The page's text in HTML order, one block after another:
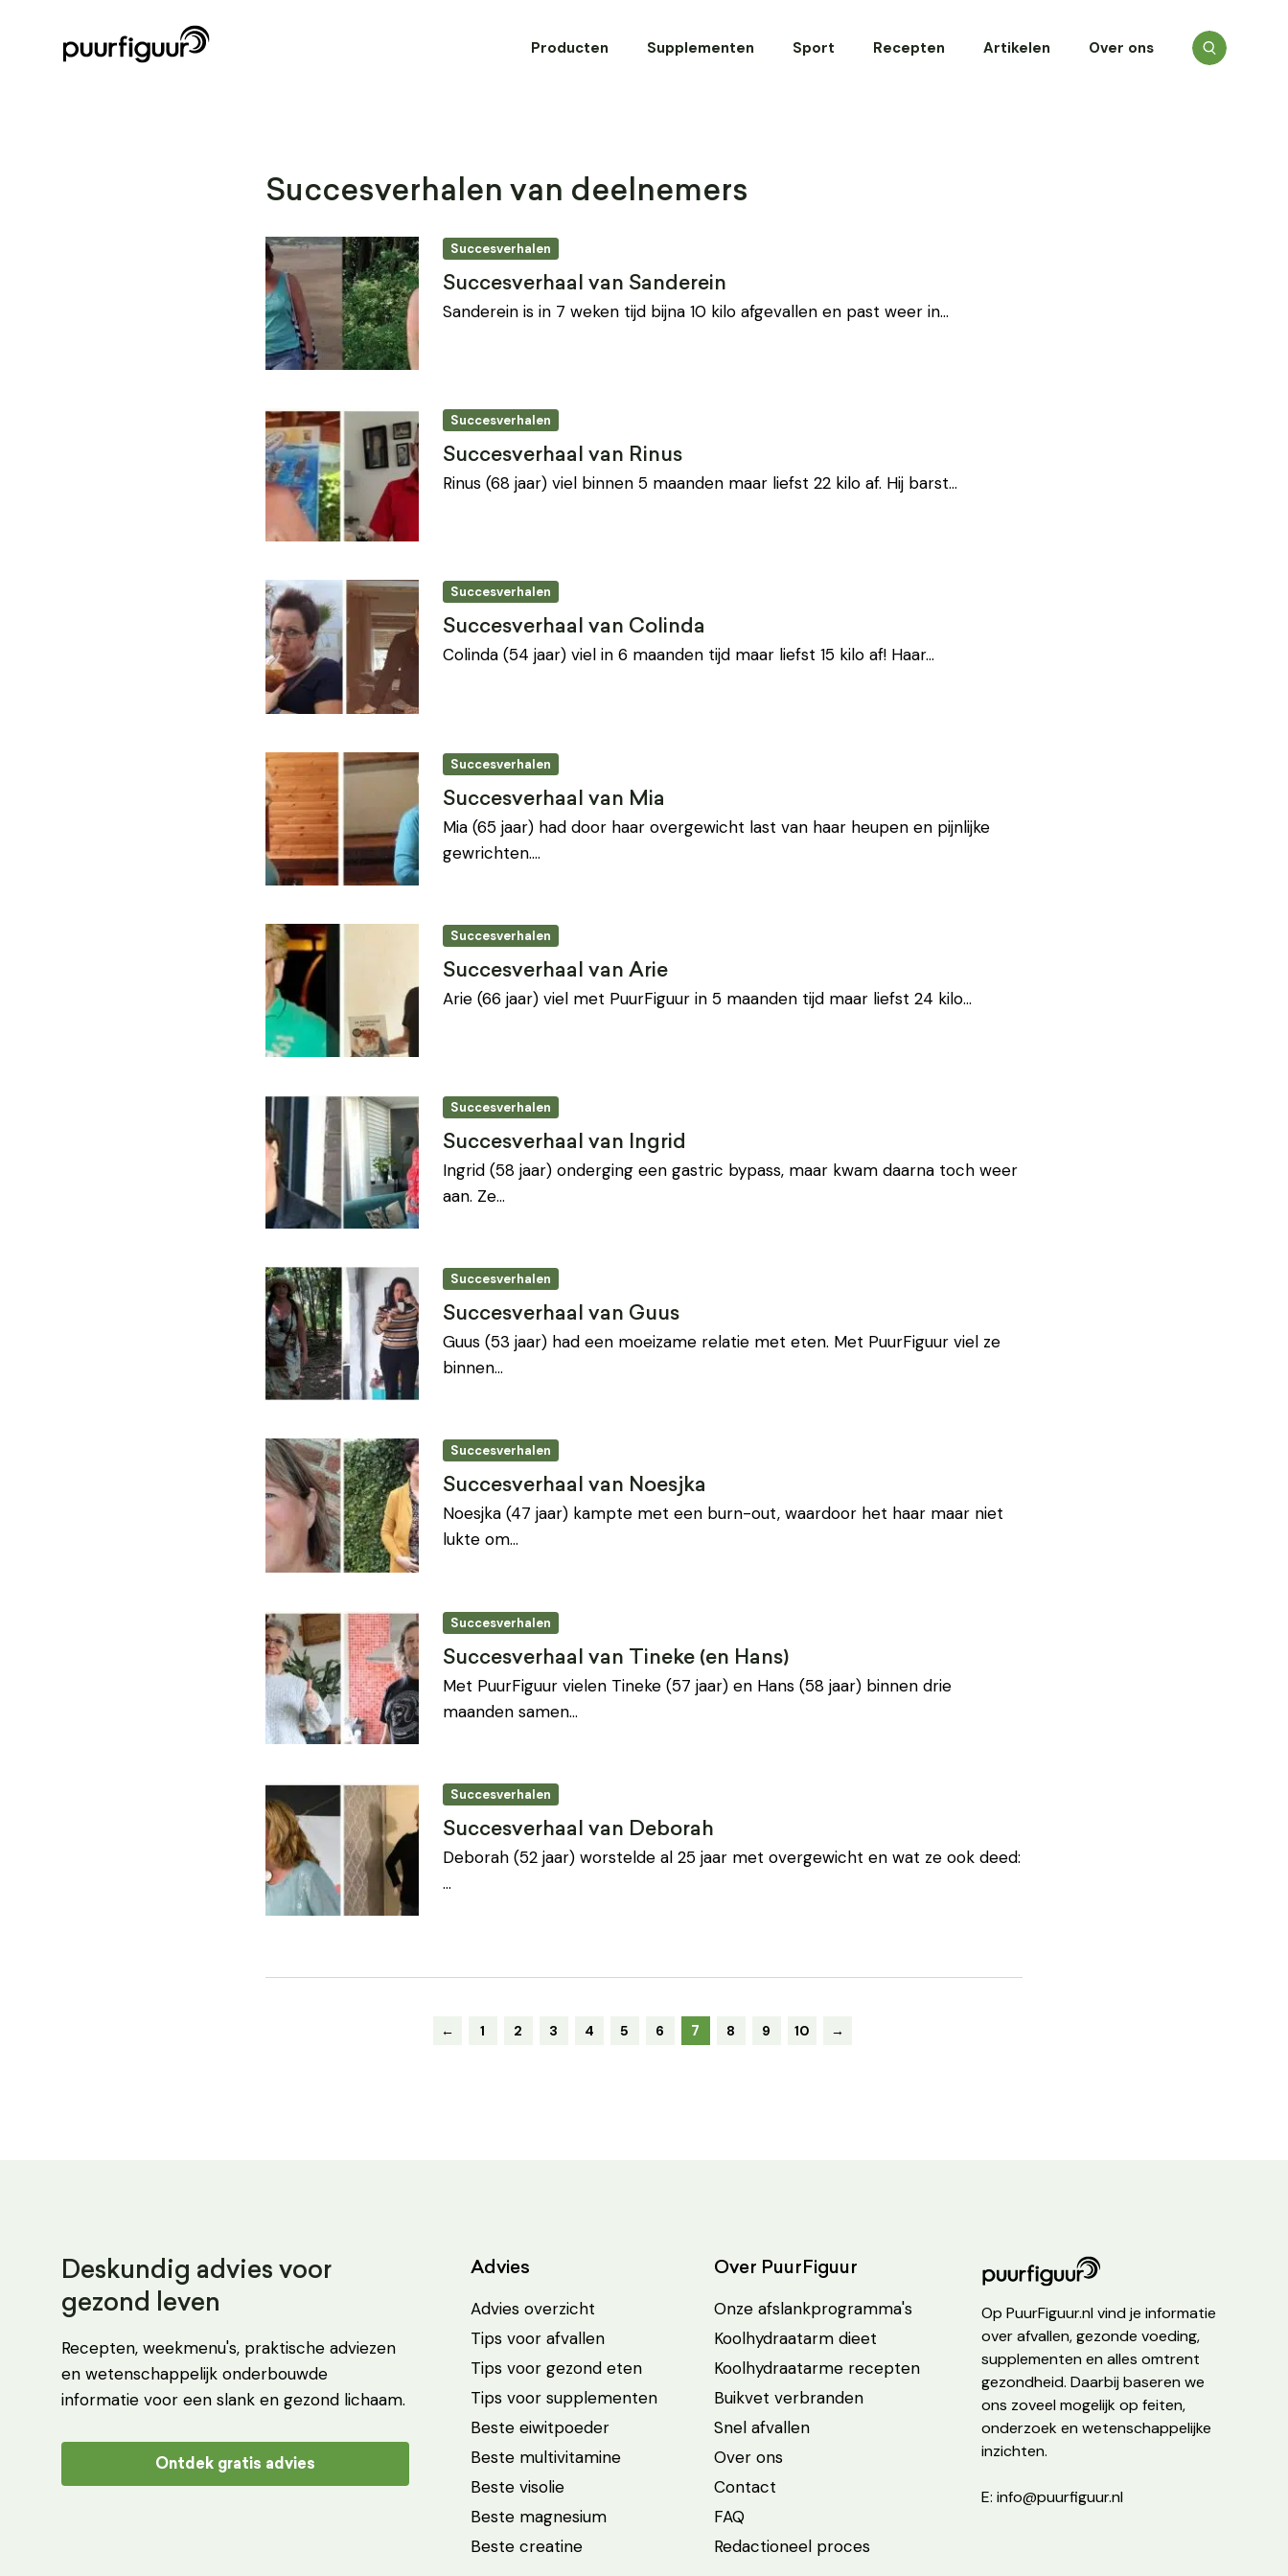
Producten Supplementen Sport Recepten Artikelen Over ons
Succesverhalen van deelnemers
Succesverhalen
Succesverhaal van Sanderein
Sanderein is in 7 weken tijd bijna 10 kilo afgevallen en past weer in…
Succesverhalen
Succesverhaal van Rinus
Rinus (68 jaar) viel binnen 5 maanden maar liefst 22 kilo af. Hij barst…
Succesverhalen
Succesverhaal van Colinda
Colinda (54 jaar) viel in 6 maanden tijd maar liefst 15 kilo af! Haar…
Succesverhalen
Succesverhaal van Mia
Mia (65 jaar) had door haar overgewicht last van haar heupen en pijnlijke
gewrichten.…
Succesverhalen
Succesverhaal van Arie
Arie (66 jaar) viel met PuurFiguur in 5 maanden tijd maar liefst 24 kilo…
Succesverhalen
Succesverhaal van Ingrid
Ingrid (58 jaar) onderging een gastric bypass, maar kwam daarna toch weer
aan. Ze…
Succesverhalen
Succesverhaal van Guus
Guus (53 jaar) had een moeizame relatie met eten. Met PuurFiguur viel ze
binnen…
Succesverhalen
Succesverhaal van Noesjka
Noesjka (47 jaar) kampte met een burn-out, waardoor het haar maar niet
lukte om…
Succesverhalen
Succesverhaal van Tineke (en Hans)
Met PuurFiguur vielen Tineke (57 jaar) en Hans (58 jaar) binnen drie
maanden samen…
Succesverhalen
Succesverhaal van Deborah
Deborah (52 jaar) worstelde al 25 jaar met overgewicht en wat ze ook deed:
…
← 1 2 3 4 5 6 7 8 9 10 →
Deskundig advies voor
gezond leven
Recepten, weekmenu's, praktische adviezen
en wetenschappelijk onderbouwde
informatie voor een slank en gezond lichaam.
Ontdek gratis advies
Advies
Advies overzicht
Tips voor afvallen
Tips voor gezond eten
Tips voor supplementen
Beste eiwitpoeder
Beste multivitamine
Beste visolie
Beste magnesium
Beste creatine
Over PuurFiguur
Onze afslankprogramma's
Koolhydraatarm dieet
Koolhydraatarme recepten
Buikvet verbranden
Snel afvallen
Over ons
Contact
FAQ
Redactioneel proces
Op PuurFiguur.nl vind je informatie
over afvallen, gezonde voeding,
supplementen en alles omtrent
gezondheid. Daarbij baseren we
ons zoveel mogelijk op feiten,
onderzoek en wetenschappelijke
inzichten.
E: info@puurfiguur.nl